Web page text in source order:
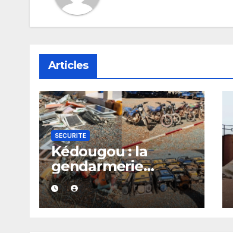
Articles
SECURITE
Kédougou : la
gendarmerie
démantèle un
nouveau site
d’orpaillage